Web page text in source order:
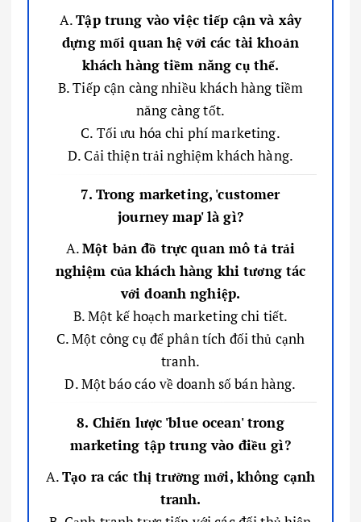
A.Tập trung vào việc tiếp cận và xây
dựng mối quan hệ với các tài khoản
khách hàng tiềm năng cụ thể.
B. Tiếp cận càng nhiều khách hàng tiềm
năng càng tốt.
C. Tối ưu hóa chi phí marketing.
D. Cải thiện trải nghiệm khách hàng.
7. Trong marketing, 'customer
journey map' là gì?
A.Một bản đồ trực quan mô tả trải
nghiệm của khách hàng khi tương tác
với doanh nghiệp.
B. Một kế hoạch marketing chi tiết.
C. Một công cụ để phân tích đối thủ cạnh
tranh.
D. Một báo cáo về doanh số bán hàng.
8. Chiến lược 'blue ocean' trong
marketing tập trung vào điều gì?
A.Tạo ra các thị trường mới, không cạnh
tranh.